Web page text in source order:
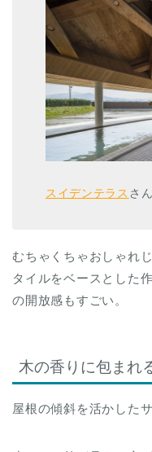
スイデンテラス さ
むちゃくちゃおしゃれ
タイルをベースとした
の開放感もすごい。
木の香りに包まれ
屋根の傾斜を活かした